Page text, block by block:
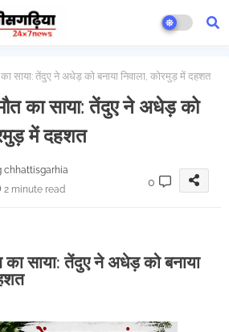
साया: तेंदुए ने अधेड़ को बनाया निवाला, कोरमुड़ में दहशत
का साया: तेंदुए ने अधेड़ को
में दहशत
chhattisgarhia
2 minute read
0
साया: तेंदुए ने अधेड़ को बनाया